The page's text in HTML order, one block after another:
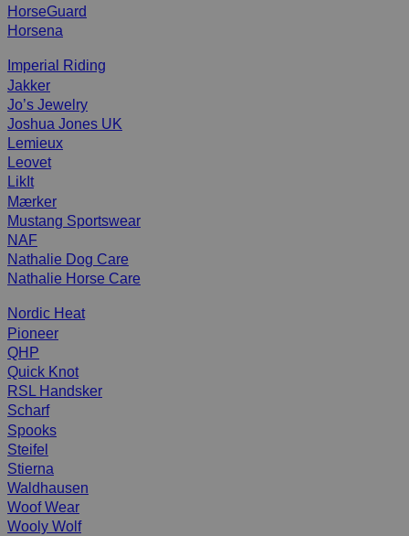
HorseGuard
Horsena
Imperial Riding
Jakker
Jo’s Jewelry
Joshua Jones UK
Lemieux
Leovet
LikIt
Mærker
Mustang Sportswear
NAF
Nathalie Dog Care
Nathalie Horse Care
Nordic Heat
Pioneer
QHP
Quick Knot
RSL Handsker
Scharf
Spooks
Steifel
Stierna
Waldhausen
Woof Wear
Wooly Wolf